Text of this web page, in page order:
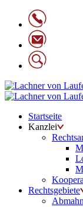
Startseite
Kanzlei
Rechtsgebiete